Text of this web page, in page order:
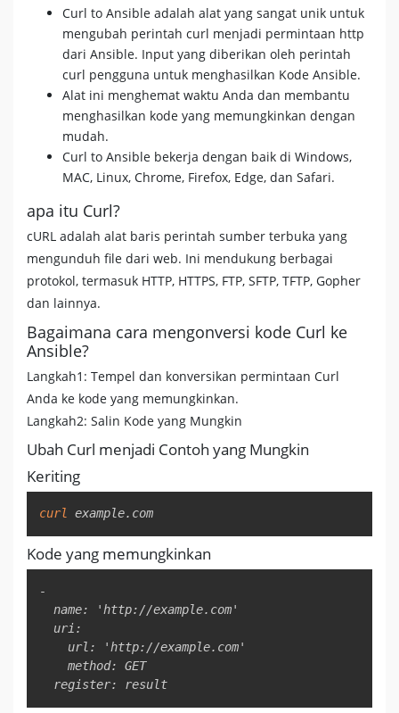
Curl to Ansible adalah alat yang sangat unik untuk
mengubah perintah curl menjadi permintaan http
dari Ansible. Input yang diberikan oleh perintah
curl pengguna untuk menghasilkan Kode Ansible.
Alat ini menghemat waktu Anda dan membantu
menghasilkan kode yang memungkinkan dengan
mudah.
Curl to Ansible bekerja dengan baik di Windows,
MAC, Linux, Chrome, Firefox, Edge, dan Safari.
apa itu Curl?
cURL adalah alat baris perintah sumber terbuka yang
mengunduh file dari web. Ini mendukung berbagai
protokol, termasuk HTTP, HTTPS, FTP, SFTP, TFTP, Gopher
dan lainnya.
Bagaimana cara mengonversi kode Curl ke
Ansible?
Langkah1: Tempel dan konversikan permintaan Curl
Anda ke kode yang memungkinkan.
Langkah2: Salin Kode yang Mungkin
Ubah Curl menjadi Contoh yang Mungkin
Keriting
curl example.com
Kode yang memungkinkan
-
  name: 'http://example.com'
  uri:
    url: 'http://example.com'
    method: GET
  register: result